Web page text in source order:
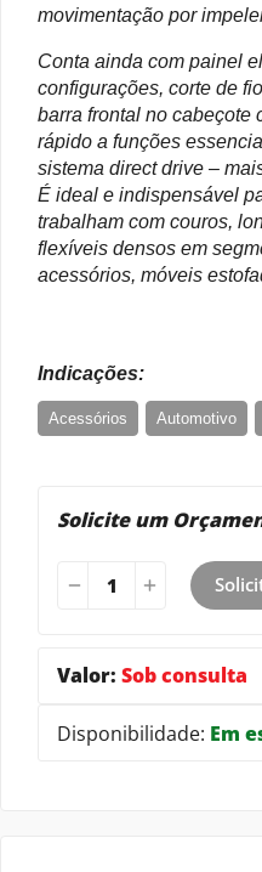
movimentação por
Conta ainda com painel
configurações, corte de
barra frontal no cabeçote
rápido a funções
sistema direct drive –
É ideal e indispensável
trabalham com couros,
flexíveis densos em
acessórios, móveis
Indicações:
Acessórios Automotivo
Solicite um
Valor: Sob consulta
Disponibilidade: Em